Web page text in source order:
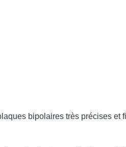
bipolaires très précises et